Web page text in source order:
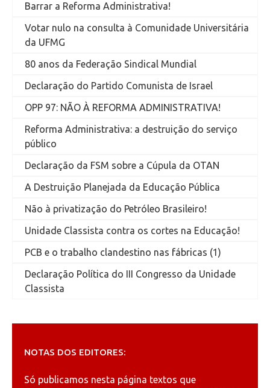
Barrar a Reforma Administrativa!
Votar nulo na consulta à Comunidade Universitária
da UFMG
80 anos da Federação Sindical Mundial
Declaração do Partido Comunista de Israel
OPP 97: NÃO À REFORMA ADMINISTRATIVA!
Reforma Administrativa: a destruição do serviço
público
Declaração da FSM sobre a Cúpula da OTAN
A Destruição Planejada da Educação Pública
Não à privatização do Petróleo Brasileiro!
Unidade Classista contra os cortes na Educação!
PCB e o trabalho clandestino nas fábricas (1)
Declaração Política do III Congresso da Unidade
Classista
NOTAS DOS EDITORES:
Só publicamos nesta página textos que